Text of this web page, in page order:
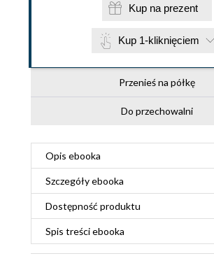
Kup na prezent
Kup 1-kliknięciem
Przenieś na półkę
Do przechowalni
Opis ebooka
Szczegółyebooka
Dostępność produktu
Spis treściebooka